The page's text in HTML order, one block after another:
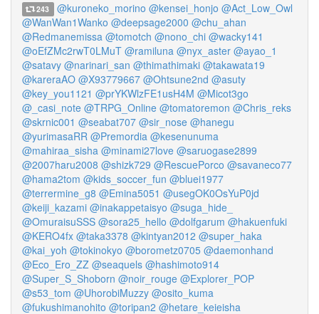
243 @kuroneko_morino @kensei_honjo @Act_Low_Owl
@WanWan1Wanko @deepsage2000 @chu_ahan
@Redmanemissa @tomotch @nono_chi @wacky141
@oEfZMc2rwT0LMuT @ramiluna @nyx_aster @ayao_1
@satavy @narinari_san @thimathimaki @takawata19
@kareraAO @X93779667 @Ohtsune2nd @asuty
@key_you1121 @prYKWlzFE1usH4M @Micot3go
@_casi_note @TRPG_Online @tomatoremon @Chris_reks
@skrnic001 @seabat707 @sir_nose @hanegu
@yurimasaRR @Premordia @kesenunuma
@mahiraa_sisha @minami27love @saruogase2899
@2007haru2008 @shizk729 @RescuePorco @savaneco77
@hama2tom @kids_soccer_fun @bluei1977
@terrermine_g8 @Emina5051 @usegOK0OsYuP0jd
@keiji_kazami @inakappetaisyo @suga_hide_
@OmuraisuSSS @sora25_hello @dolfgarum @hakuenfuki
@KERO4fx @taka3378 @kintyan2012 @super_haka
@kai_yoh @tokinokyo @borometz0705 @daemonhand
@Eco_Ero_ZZ @seaquels @hashimoto914
@Super_S_Shoborn @noir_rouge @Explorer_POP
@s53_tom @UhorobiMuzzy @osito_kuma
@fukushimanohito @toripan2 @hetare_keieisha